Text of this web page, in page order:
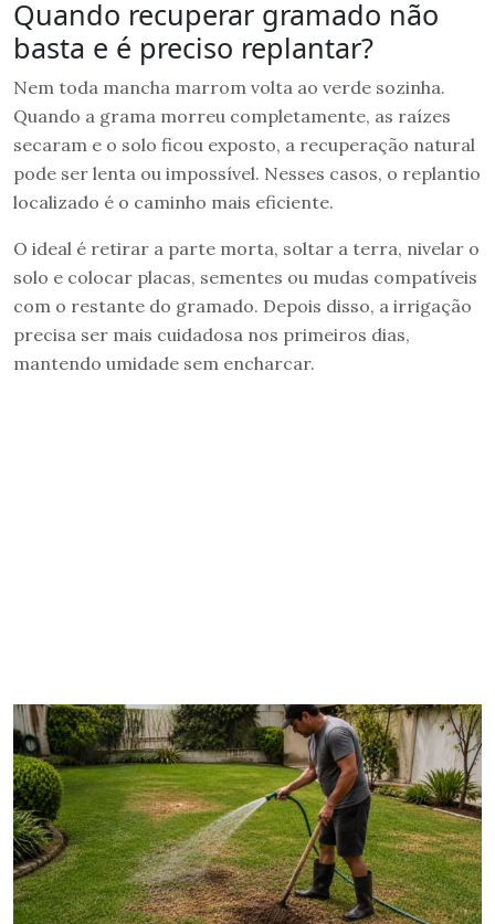
Quando recuperar gramado não
basta e é preciso replantar?
Nem toda mancha marrom volta ao verde sozinha.
Quando a grama morreu completamente, as raízes
secaram e o solo ficou exposto, a recuperação natural
pode ser lenta ou impossível. Nesses casos, o replantio
localizado é o caminho mais eficiente.
O ideal é retirar a parte morta, soltar a terra, nivelar o
solo e colocar placas, sementes ou mudas compatíveis
com o restante do gramado. Depois disso, a irrigação
precisa ser mais cuidadosa nos primeiros dias,
mantendo umidade sem encharcar.